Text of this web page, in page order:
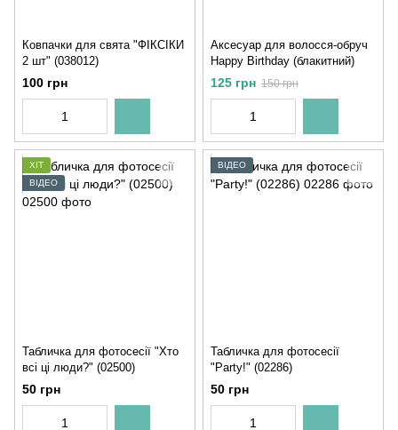
Ковпачки для свята "ФІКСІКИ
2 шт" (038012)
100 грн
Аксесуар для волосся-обруч
Happy Birthday (блакитний)
125 грн 150 грн
ХІТ
ВІДЕО
Табличка для фотосесії "Хто
всі ці люди?" (02500)
50 грн
ВІДЕО
Табличка для фотосесії
"Party!" (02286)
50 грн